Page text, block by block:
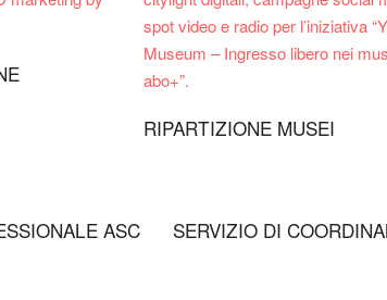
RIPARTIZIONE MUSEI
ASC
SERVIZIO DI